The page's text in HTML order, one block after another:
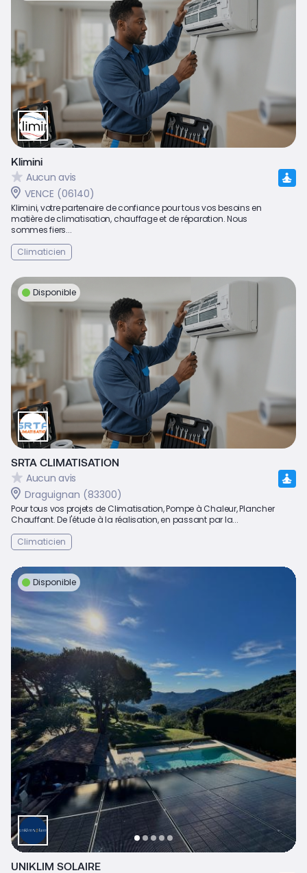
Klimini
Aucun avis
VENCE (06140)
Klimini, votre partenaire de confiance pour tous vos besoins en
matière de climatisation, chauffage et de réparation. Nous
sommes fiers...
Climaticien
Disponible
SRTA CLIMATISATION
Aucun avis
Draguignan (83300)
Pour tous vos projets de Climatisation, Pompe à Chaleur, Plancher
Chauffant. De l'étude à la réalisation, en passant par la...
Climaticien
Disponible
UNIKLIM SOLAIRE